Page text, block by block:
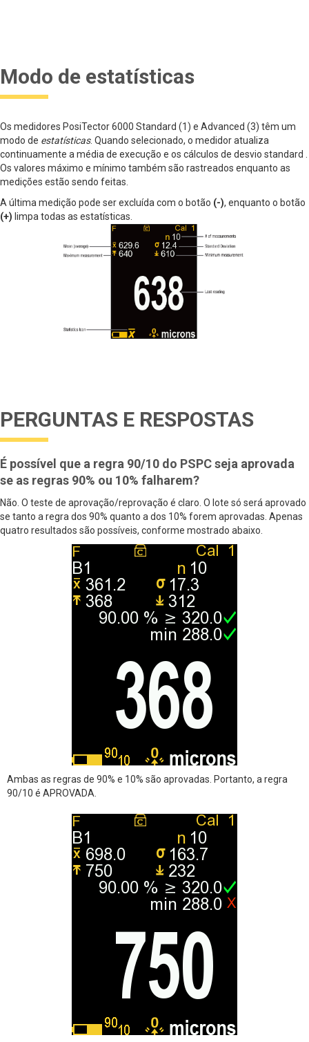
Modo de estatísticas
Os medidores PosiTector 6000 Standard (1) e Advanced (3) têm um
modo de estatísticas. Quando selecionado, o medidor atualiza
continuamente a média de execução e os cálculos de desvio standard .
Os valores máximo e mínimo também são rastreados enquanto as
medições estão sendo feitas.
A última medição pode ser excluída com o botão (-), enquanto o botão
(+) limpa todas as estatísticas.
PERGUNTAS E RESPOSTAS
É possível que a regra 90/10 do PSPC seja aprovada
se as regras 90% ou 10% falharem?
Não. O teste de aprovação/reprovação é claro. O lote só será aprovado
se tanto a regra dos 90% quanto a dos 10% forem aprovadas. Apenas
quatro resultados são possíveis, conforme mostrado abaixo.
Ambas as regras de 90% e 10% são aprovadas. Portanto, a regra
90/10 é APROVADA.